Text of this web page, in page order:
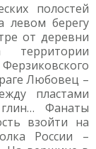
полостей
левом берегу
от деревни
территории
Любовец –
пластами
Фанаты
взойти на
России –